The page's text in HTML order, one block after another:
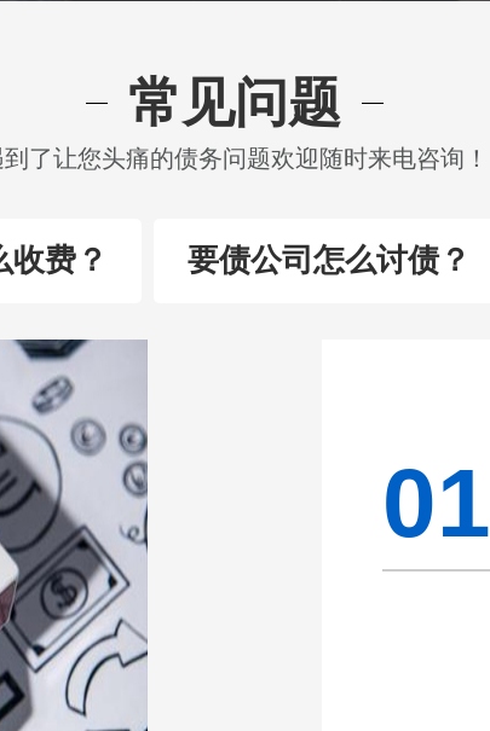
常见问题
了让您头痛的债务问题欢迎随时来电咨询！
收费？ 要债公司怎么讨债？
01